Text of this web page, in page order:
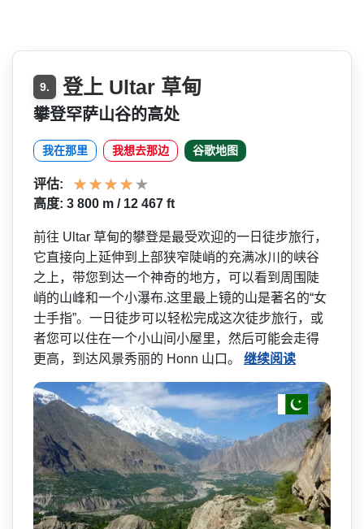
9. 登上 Ultar 草甸
攀登罕萨山谷的高处
我在那里 我想去那边 谷歌地图
评估:
高度: 3 800 m / 12 467 ft
前往 Ultar 草甸的攀登是最受欢迎的一日­徒步旅行，
它直接向上延伸到上部狭窄陡峭的充满冰川­的峡谷
之上，带您到达一个神奇的地方，可以看到周围­陡
峭的山峰和一个小瀑布.这里最上镜的山是著名的­“女
士手指”。一日徒步可以轻松完成这次徒步旅行，­或
者您可以住在一个小山间小屋里，然后可能会走得
更­高，到达风景秀丽的 Honn 山口。 继续阅读